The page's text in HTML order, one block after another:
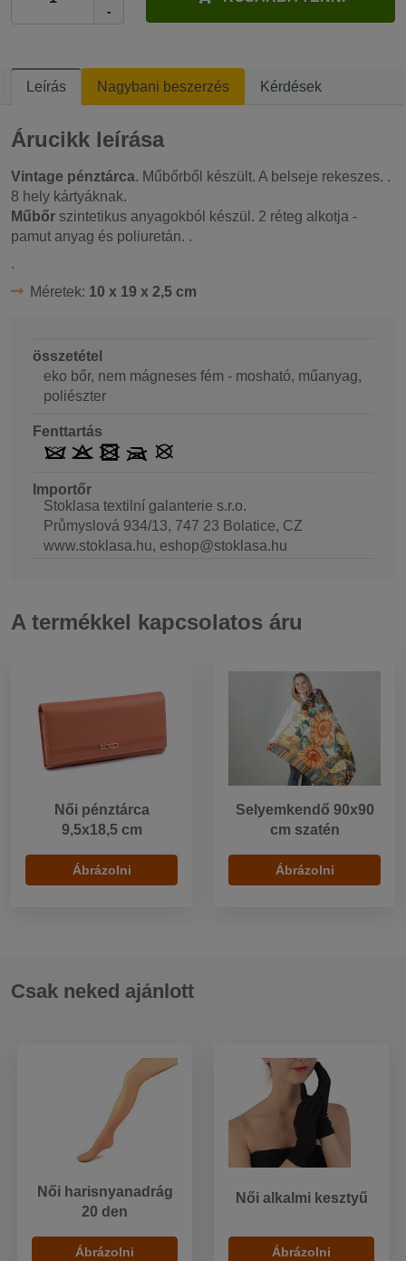
-
Leírás Nagybani beszerzés Kérdések
Árucikk leírása
Vintage pénztárca. Műbőrből készült. A belseje rekeszes. .
8 hely kártyáknak.
Műbőr szintetikus anyagokból készül. 2 réteg alkotja -
pamut anyag és poliuretán. .
.
Méretek: 10 x 19 x 2,5 cm
összetétel
eko bőr, nem mágneses fém - mosható, műanyag,
poliészter
Fenttartás
Importőr
Stoklasa textilní galanterie s.r.o.
Průmyslová 934/13, 747 23 Bolatice, CZ
www.stoklasa.hu, eshop@stoklasa.hu
A termékkel kapcsolatos áru
Női pénztárca
9,5x18,5 cm
Ábrázolni
Selyemkendő 90x90
cm szatén
Ábrázolni
Csak neked ajánlott
Női harisnyanadrág
20 den
Ábrázolni
Női alkalmi kesztyű
Ábrázolni